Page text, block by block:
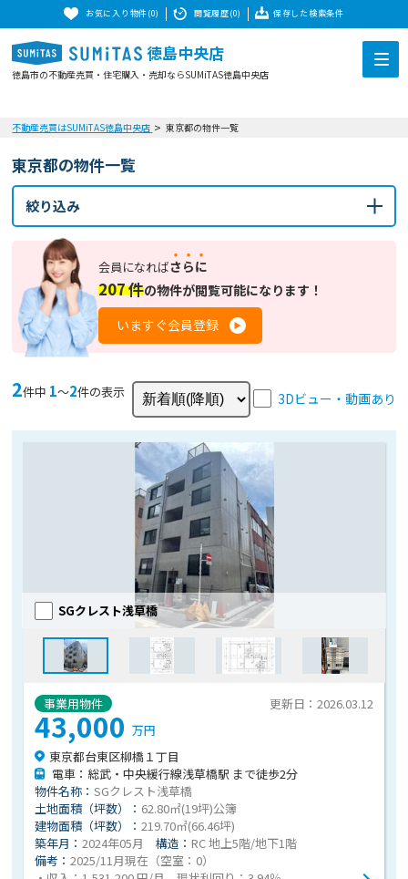
お気に入り物件(0) 閲覧履歴(0) 保存した検索条件
徳島中央店
徳島市の不動産売買・住宅購入・売却ならSUMiTAS徳島中央店
不動産売買はSUMiTAS徳島中央店 東京都の物件一覧
東京都の物件一覧
絞り込み
会員になればさらに
207件の物件が閲覧可能になります！
いますぐ会員登録
2件中 1〜2件の表示 3Dビュー・動画あり
事業用物件
SGクレスト浅草橋
更新日：2026.03.12
43,000万円
東京都台東区柳橋１丁目
電車：総武・中央緩行線浅草橋駅 まで徒歩2分
物件名称：SGクレスト浅草橋
土地面積（坪数）： 62.80㎡(19坪)公簿
建物面積（坪数）：219.70㎡(66.46坪)
築年月：2024年05月 構造：RC 地上5階/地下1階
備考：2025/11月現在（空室：0）